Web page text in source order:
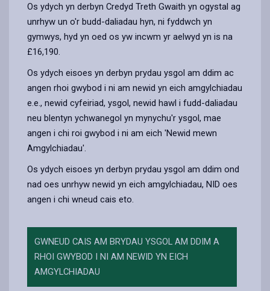
Os ydych yn derbyn Credyd Treth Gwaith yn ogystal ag
unrhyw un o'r budd-daliadau hyn, ni fyddwch yn
gymwys, hyd yn oed os yw incwm yr aelwyd yn is na
£16,190.
Os ydych eisoes yn derbyn prydau ysgol am ddim ac
angen rhoi gwybod i ni am newid yn eich amgylchiadau
e.e., newid cyfeiriad, ysgol, newid hawl i fudd-daliadau
neu blentyn ychwanegol yn mynychu'r ysgol, mae
angen i chi roi gwybod i ni am eich 'Newid mewn
Amgylchiadau'.
Os ydych eisoes yn derbyn prydau ysgol am ddim ond
nad oes unrhyw newid yn eich amgylchiadau, NID oes
angen i chi wneud cais eto.
GWNEUD CAIS AM BRYDAU YSGOL AM DDIM A
RHOI GWYBOD I NI AM NEWID YN EICH
AMGYLCHIADAU